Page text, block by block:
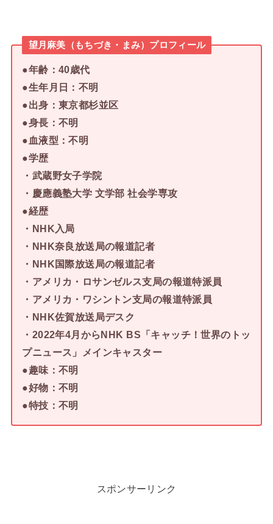
望月麻美（もちづき・まみ）プロフィール
●年齢：40歳代
●生年月日：不明
●出身：東京都杉並区
●身長：不明
●血液型：不明
●学歴
・武蔵野女子学院
・慶應義塾大学 文学部 社会学専攻
●経歴
・NHK入局
・NHK奈良放送局の報道記者
・NHK国際放送局の報道記者
・アメリカ・ロサンゼルス支局の報道特派員
・アメリカ・ワシントン支局の報道特派員
・NHK佐賀放送局デスク
・2022年4月からNHK BS「キャッチ！世界のトッ
プニュース」メインキャスター
●趣味：不明
●好物：不明
●特技：不明
スポンサーリンク